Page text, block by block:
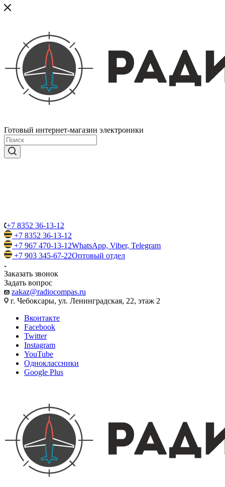
Готовый интернет-магазин электроники
+7 8352 36-13-12
+7 8352 36-13-12
+7 967 470-13-12WhatsApp, Viber, Telegram
+7 903 345-67-22Оптовый отдел
Заказать звонок
Задать вопрос
zakaz@radiocompas.ru
г. Чебоксары, ул. Ленинградская, 22, этаж 2
Вконтакте
Facebook
Twitter
Instagram
YouTube
Одноклассники
Google Plus